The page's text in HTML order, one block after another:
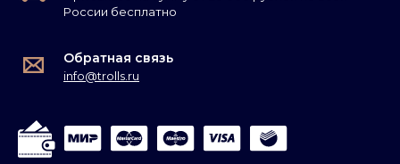
России бесплатно
Обратная связь
info@trolls.ru